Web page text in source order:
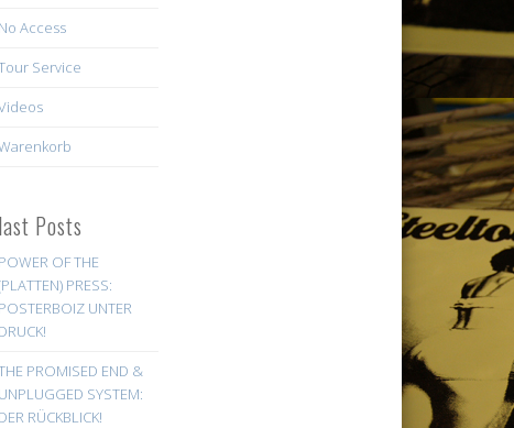
No Access
Service
last Posts
POWER OF THE
PRESS:
POSTERBOIZ UNTER
DRUCK!
PROMISED END &
UNPLUGGED SYSTEM:
DER RÜCKBLICK!